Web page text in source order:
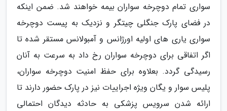
سواری تمام دوچرخه سواران بیمه خواهند شد. ضمن اینکه
در فضای پارک جنگلی چیتگر و نزدیک به پیست دوچرخه
سواری یاری های اولیه اورژانس و آمبولانس مستقر شده تا
اگر اتفاقی برای دوچرخه سواران رخ داد به سرعت به آنان
رسیدگی گردد. بعلاوه برای حفظ امنیت دوچرخه سواران،
پلیس سوار و یگان ویژه اجراییات نیز در پارک حضور دارند تا
ارائه شدن سرویس پزشکی به حادثه دیدگان احتمالی